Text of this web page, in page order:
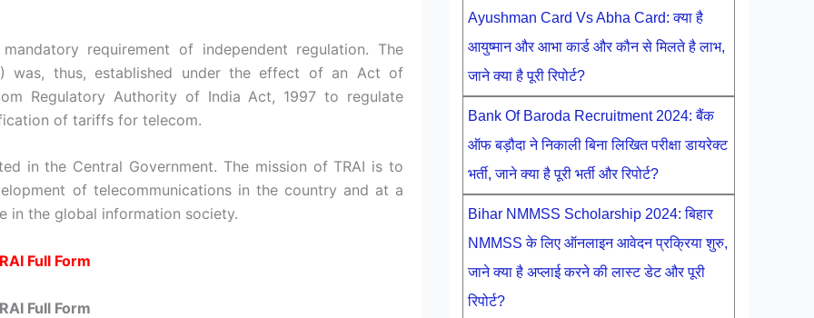
requirement of independent regulation. The
was, thus, established under the effect of an Act of
Regulatory Authority of India Act, 1997 to regulate
of tariffs for telecom.
in the Central Government. The mission of TRAI is to
of telecommunications in the country and at a
in the global information society.
Full Form
Full Form
Ayushman Card Vs Abha Card: क्या है
आयुष्मान और आभा कार्ड और कौन से मिलते है लाभ,
जाने क्या है पूरी रिपोर्ट?
Bank Of Baroda Recruitment 2024: बैंक
ऑफ बड़ौदा ने निकाली बिना लिखित परीक्षा डायरेक्ट
भर्ती, जाने क्या है पूरी भर्ती और रिपोर्ट?
Bihar NMMSS Scholarship 2024: बिहार
NMMSS के लिए ऑनलाइन आवेदन प्रक्रिया शुरु,
जाने क्या है अप्लाई करने की लास्ट डेट और पूरी
रिपोर्ट?